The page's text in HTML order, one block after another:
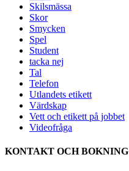
Skilsmässa
Skor
Smycken
Spel
Student
tacka nej
Tal
Telefon
Utlandets etikett
Värdskap
Vett och etikett på jobbet
Videofråga
KONTAKT OCH BOKNING